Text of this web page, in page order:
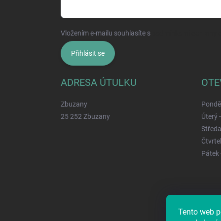
Tento web
Vložením e-mailu souhlasíte s
Přihlásit se
ADRESA ÚTULKU
Zbuzany
25 252 Zbuzany
Úterý
Pátek
Najdete